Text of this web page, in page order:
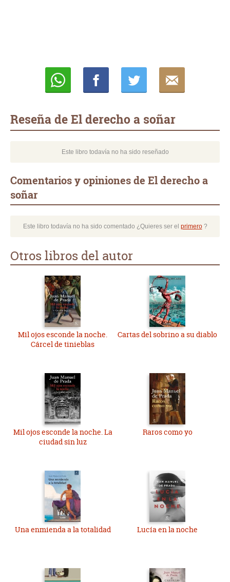
Reseña de El derecho a soñar
Este libro todavía no ha sido reseñado
Comentarios y opiniones de El derecho a
soñar
Este libro todavía no ha sido comentado ¿Quieres ser el primero?
Otros libros del autor
Mil ojos esconde la noche.
Cárcel de tinieblas
Cartas del sobrino a su diablo
Mil ojos esconde la noche. La
ciudad sin luz
Raros como yo
Una enmienda a la totalidad Lucía en la noche